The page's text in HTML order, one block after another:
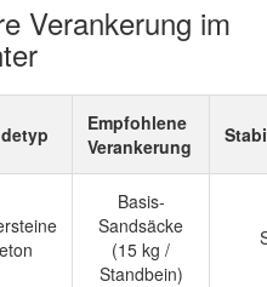
Verankerung im
Empfohlene
Verankerung
Basis-
Sandsäcke
(15 kg /
Standbein)